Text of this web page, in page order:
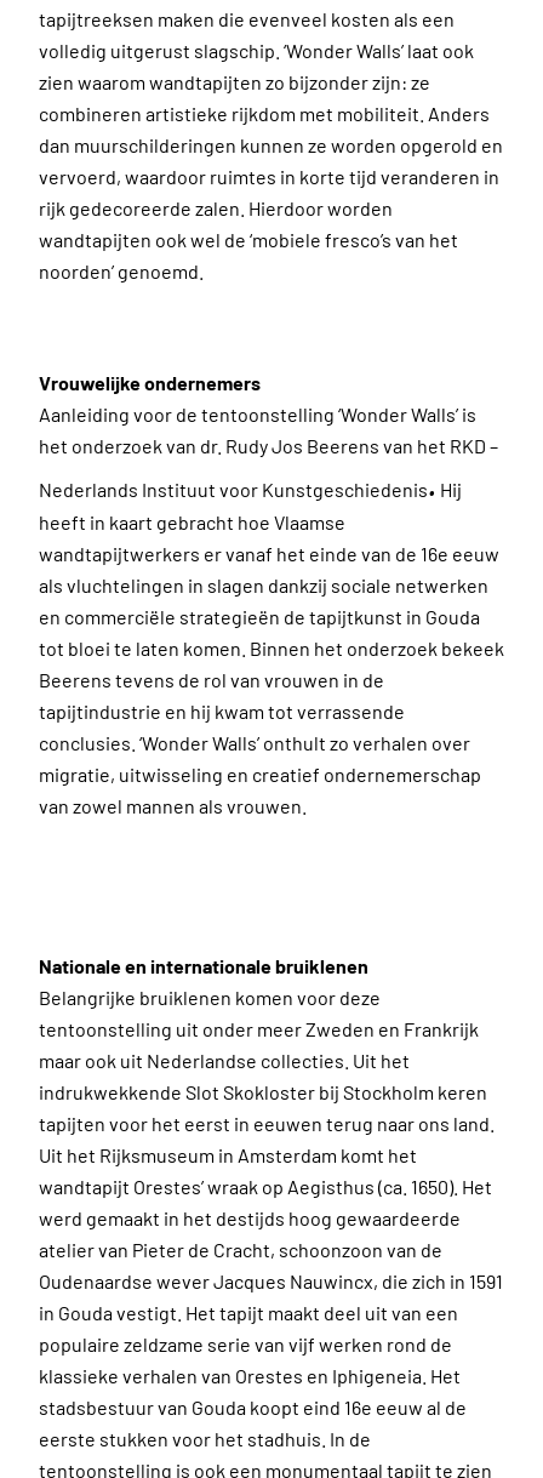
tapijtreeksen maken die evenveel kosten als een
volledig uitgerust slagschip. ‘Wonder Walls’ laat ook
zien waarom wandtapijten zo bijzonder zijn: ze
combineren artistieke rijkdom met mobiliteit. Anders
dan muurschilderingen kunnen ze worden opgerold en
vervoerd, waardoor ruimtes in korte tijd veranderen in
rijk gedecoreerde zalen. Hierdoor worden
wandtapijten ook wel de ‘mobiele fresco’s van het
noorden’ genoemd.
Vrouwelijke ondernemers
Aanleiding voor de tentoonstelling ‘Wonder Walls’ is
het onderzoek van dr. Rudy Jos Beerens van het RKD –
Nederlands Instituut voor Kunstgeschiedenis. Hij
heeft in kaart gebracht hoe Vlaamse
wandtapijtwerkers er vanaf het einde van de 16e eeuw
als vluchtelingen in slagen dankzij sociale netwerken
en commerciële strategieën de tapijtkunst in Gouda
tot bloei te laten komen. Binnen het onderzoek bekeek
Beerens tevens de rol van vrouwen in de
tapijtindustrie en hij kwam tot verrassende
conclusies. ‘Wonder Walls’ onthult zo verhalen over
migratie, uitwisseling en creatief ondernemerschap
van zowel mannen als vrouwen.
Nationale en internationale bruiklenen
Belangrijke bruiklenen komen voor deze
tentoonstelling uit onder meer Zweden en Frankrijk
maar ook uit Nederlandse collecties. Uit het
indrukwekkende Slot Skokloster bij Stockholm keren
tapijten voor het eerst in eeuwen terug naar ons land.
Uit het Rijksmuseum in Amsterdam komt het
wandtapijt Orestes’ wraak op Aegisthus (ca. 1650). Het
werd gemaakt in het destijds hoog gewaardeerde
atelier van Pieter de Cracht, schoonzoon van de
Oudenaardse wever Jacques Nauwincx, die zich in 1591
in Gouda vestigt. Het tapijt maakt deel uit van een
populaire zeldzame serie van vijf werken rond de
klassieke verhalen van Orestes en Iphigeneia. Het
stadsbestuur van Gouda koopt eind 16e eeuw al de
eerste stukken voor het stadhuis. In de
tentoonstelling is ook een monumentaal tapijt te zien